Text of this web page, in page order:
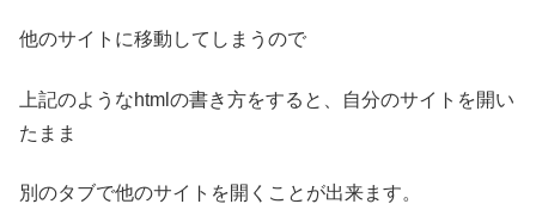
他のサイトに移動してしまうので
上記のようなhtmlの書き方をすると、自分のサイトを開い
たまま
別のタブで他のサイトを開くことが出来ます。